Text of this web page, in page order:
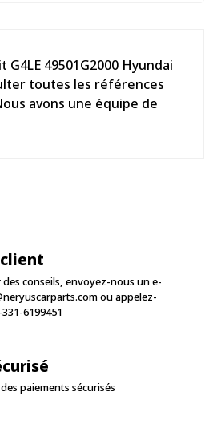
49501G2000 Hyundai
toutes les références
avons une équipe de
conseils, envoyez-nous un e-
ou appelez-
6199451
paiements sécurisés